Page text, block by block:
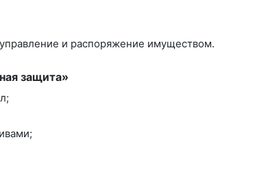
и распоряжение имуществом.
защита»